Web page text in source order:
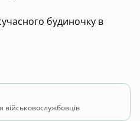
будиночку в
вихідних або
місць обмежено!
для